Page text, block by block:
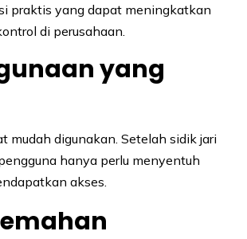
praktis yang dapat meningkatkan
di perusahaan.
yang
mudah digunakan. Setelah sidik jari
hanya perlu menyentuh
akses.